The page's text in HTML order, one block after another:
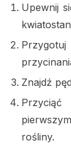
Upewnij
Znajdź
rośliny.